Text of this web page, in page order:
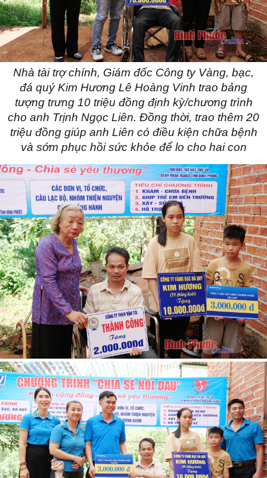
Nhà tài trợ chính, Giám đốc Công ty Vàng, bạc,
đá quý Kim Hương Lê Hoàng Vinh trao bảng
tượng trưng 10 triệu đồng định kỳ/chương trình
cho anh Trịnh Ngọc Liên. Đồng thời, trao thêm 20
triệu đồng giúp anh Liên có điều kiện chữa bệnh
và sớm phục hồi sức khỏe để lo cho hai con